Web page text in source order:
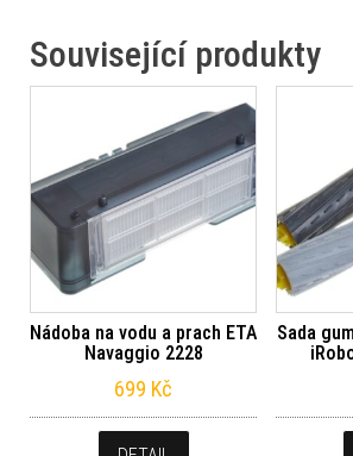
Související produkty
Nádoba na vodu a prach ETA
Navaggio 2228
699 Kč
Sada